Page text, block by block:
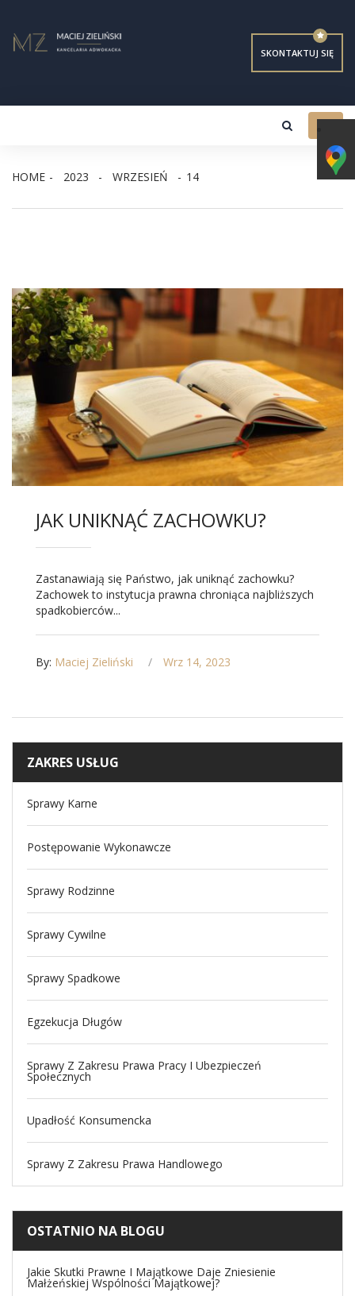
SKONTAKTUJ SIĘ
HOME 2023 WRZESIEŃ 14
JAK UNIKNĄĆ ZACHOWKU?
Zastanawiają się Państwo, jak uniknąć zachowku?
Zachowek to instytucja prawna chroniąca najbliższych
spadkobierców...
By: Maciej Zieliński Wrz 14, 2023
ZAKRES USŁUG
Sprawy Karne
Postępowanie Wykonawcze
Sprawy Rodzinne
Sprawy Cywilne
Sprawy Spadkowe
Egzekucja Długów
Sprawy Z Zakresu Prawa Pracy I Ubezpieczeń
Społecznych
Upadłość Konsumencka
Sprawy Z Zakresu Prawa Handlowego
OSTATNIO NA BLOGU
Jakie Skutki Prawne I Majątkowe Daje Zniesienie
Małżeńskiej Wspólności Majątkowej?